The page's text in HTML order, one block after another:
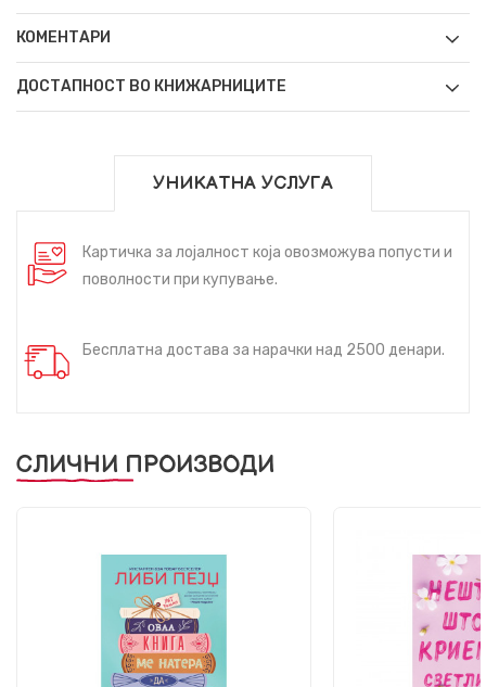
КОМЕНТАРИ
ДОСТАПНОСТ ВО КНИЖАРНИЦИТЕ
УНИКАТНА УСЛУГА
Картичка за лојалност која овозможува попусти и
поволности при купување.
Бесплатна достава за нарачки над 2500 денари.
СЛИЧНИ ПРОИЗВОДИ